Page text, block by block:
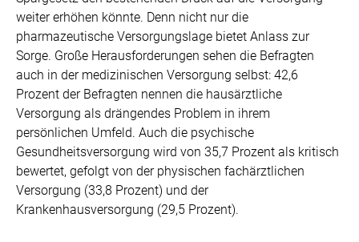
weiter erhöhen könnte. Denn nicht nur die
pharmazeutische Versorgungslage bietet Anlass zur
Sorge. Große Herausforderungen sehen die Befragten
auch in der medizinischen Versorgung selbst: 42,6
Prozent der Befragten nennen die hausärztliche
Versorgung als drängendes Problem in ihrem
persönlichen Umfeld. Auch die psychische
Gesundheitsversorgung wird von 35,7 Prozent als kritisch
bewertet, gefolgt von der physischen fachärztlichen
Versorgung (33,8 Prozent) und der
Krankenhausversorgung (29,5 Prozent).